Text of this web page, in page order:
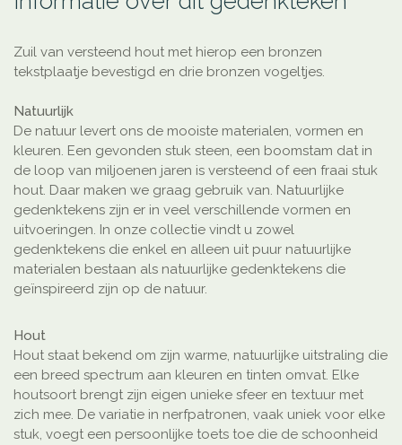
Zuil van versteend hout met hierop een bronzen
tekstplaatje bevestigd en drie bronzen vogeltjes.
Natuurlijk
De natuur levert ons de mooiste materialen, vormen en
kleuren. Een gevonden stuk steen, een boomstam dat in
de loop van miljoenen jaren is versteend of een fraai stuk
hout. Daar maken we graag gebruik van. Natuurlijke
gedenktekens zijn er in veel verschillende vormen en
uitvoeringen. In onze collectie vindt u zowel
gedenktekens die enkel en alleen uit puur natuurlijke
materialen bestaan als natuurlijke gedenktekens die
geïnspireerd zijn op de natuur.
Hout
Hout staat bekend om zijn warme, natuurlijke uitstraling die
een breed spectrum aan kleuren en tinten omvat. Elke
houtsoort brengt zijn eigen unieke sfeer en textuur met
zich mee. De variatie in nerfpatronen, vaak uniek voor elke
stuk, voegt een persoonlijke toets toe die de schoonheid